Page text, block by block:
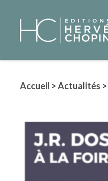
Accueil >Actualités >